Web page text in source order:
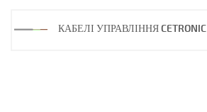
КАБЕЛІ УПРАВЛІННЯ CETRONIC